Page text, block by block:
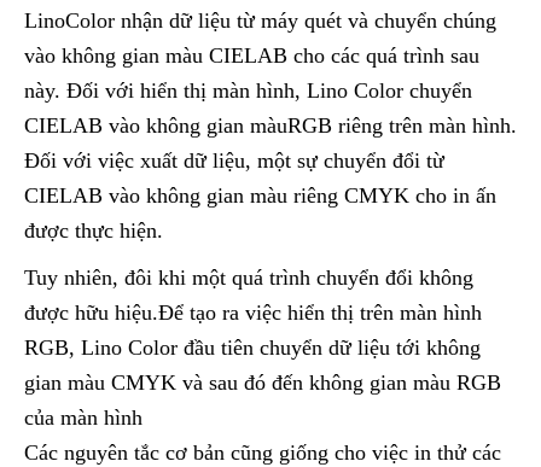
LinoColor nhận dữ liệu từ máy quét và chuyển chúng
vào không gian màu CIELAB cho các quá trình sau
này. Đối với hiển thị màn hình, Lino Color chuyển
CIELAB vào không gian màuRGB riêng trên màn hình.
Đối với việc xuất dữ liệu, một sự chuyển đổi từ
CIELAB vào không gian màu riêng CMYK cho in ấn
được thực hiện.
Tuy nhiên, đôi khi một quá trình chuyển đổi không
được hữu hiệu.Để tạo ra việc hiển thị trên màn hình
RGB, Lino Color đầu tiên chuyển dữ liệu tới không
gian màu CMYK và sau đó đến không gian màu RGB
của màn hình
Các nguyên tắc cơ bản cũng giống cho việc in thử các